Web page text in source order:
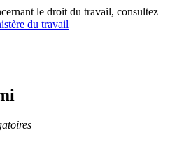
le droit du travail, consultez
du travail